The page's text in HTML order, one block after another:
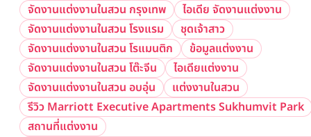
จัดงานแต่งงานในสวน กรุงเทพ
ไอเดีย จัดงานแต่งงาน
จัดงานแต่งงานในสวน โรงแรม
ชุดเจ้าสาว
จัดงานแต่งงานในสวน โรแมนติก
ข้อมูลแต่งงาน
จัดงานแต่งงานในสวน โต๊ะจีน
ไอเดียแต่งงาน
จัดงานแต่งงานในสวน อบอุ่น
แต่งงานในสวน
รีวิว Marriott Executive Apartments Sukhumvit Park
สถานที่แต่งงาน